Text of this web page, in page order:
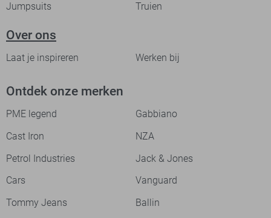
Jumpsuits
Truien
Over ons
Laat je inspireren Werken bij
Ontdek onze merken
PME legend
Gabbiano
Cast Iron
NZA
Petrol Industries
Jack & Jones
Cars
Vanguard
Tommy Jeans
Ballin